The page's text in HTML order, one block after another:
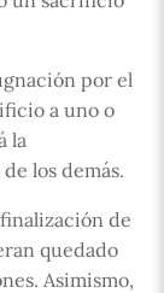
por el
a uno o
la
los demás.
de
quedado
Asimismo,